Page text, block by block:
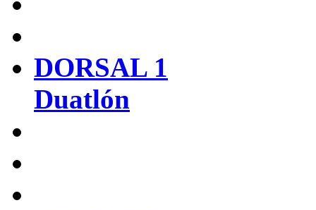
DORSAL 1
Duatlón